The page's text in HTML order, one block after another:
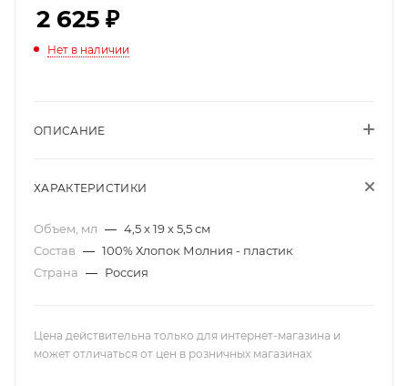
2 625 ₽
Нет в наличии
ОПИСАНИЕ
ХАРАКТЕРИСТИКИ
Объем, мл — 4,5 х 19 х 5,5 см
Состав — 100% Хлопок Молния - пластик
Страна — Россия
Цена действительна только для интернет-магазина и
может отличаться от цен в розничных магазинах